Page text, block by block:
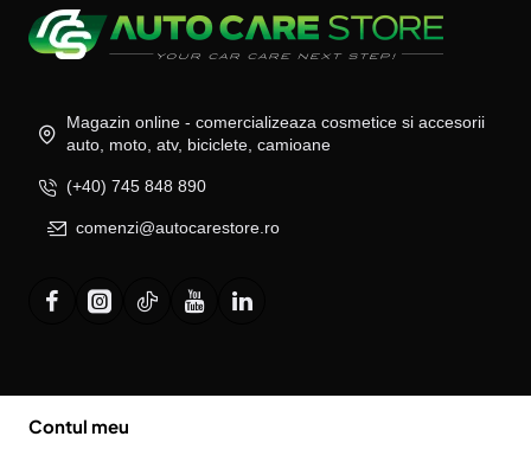
Magazin online - comercializeaza cosmetice si accesorii
auto, moto, atv, biciclete, camioane
(+40) 745 848 890
comenzi@autocarestore.ro
Contul meu